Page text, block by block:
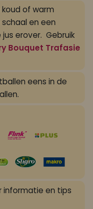
of warm
en een
erover. Gebruik
Bouquet Trafasie
eens in de
informatie en tips